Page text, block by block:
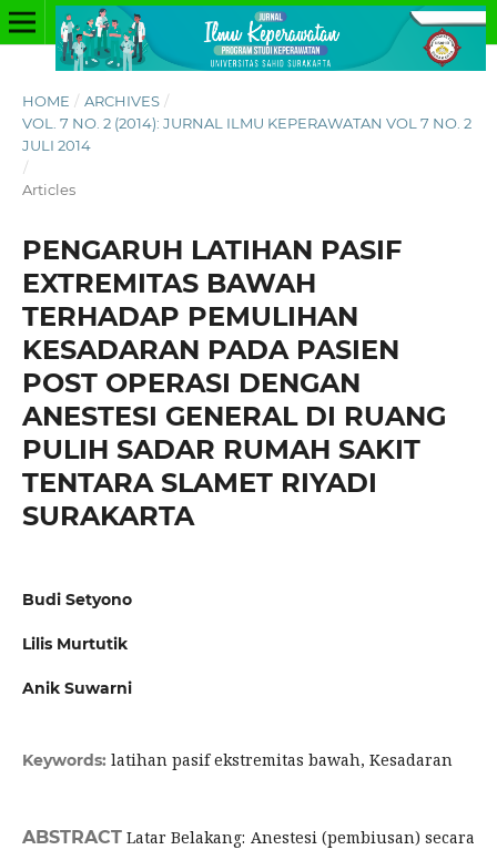
HOME / ARCHIVES /
VOL. 7 NO. 2 (2014): JURNAL ILMU KEPERAWATAN VOL 7 NO. 2
JULI 2014
/
Articles
PENGARUH LATIHAN PASIF
EXTREMITAS BAWAH
TERHADAP PEMULIHAN
KESADARAN PADA PASIEN
POST OPERASI DENGAN
ANESTESI GENERAL DI RUANG
PULIH SADAR RUMAH SAKIT
TENTARA SLAMET RIYADI
SURAKARTA
Budi Setyono
Lilis Murtutik
Anik Suwarni
Keywords: latihan pasif ekstremitas bawah, Kesadaran
ABSTRACTLatar Belakang: Anestesi (pembiusan) secara